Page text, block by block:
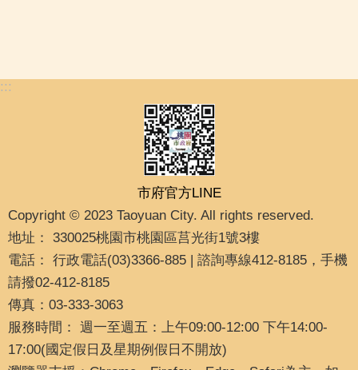
:::
市府官方LINE
Copyright © 2023 Taoyuan City. All rights reserved.
地址： 330025桃園市桃園區莒光街1號3樓
電話： 行政電話(03)3366-885 | 諮詢專線412-8185，手機
請撥02-412-8185
傳真：03-333-3063
服務時間： 週一至週五：上午09:00-12:00 下午14:00-
17:00(國定假日及星期例假日不開放)